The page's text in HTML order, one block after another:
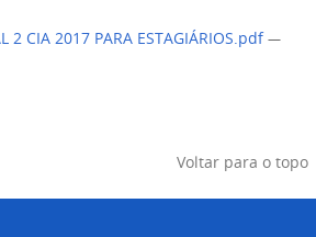
2 CIA 2017 PARA ESTAGIÁRIOS.pdf —
Voltar para o topo